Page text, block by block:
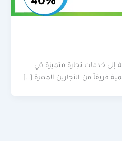
إلى خدمات نجارة متميزة في
فريقاً من النجارين المهرة […]